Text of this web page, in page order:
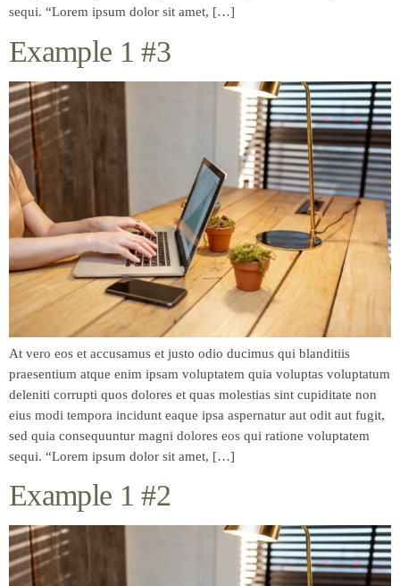
sequi. “Lorem ipsum dolor sit amet, […]
Example 1 #3
At vero eos et accusamus et justo odio ducimus qui blanditiis
praesentium atque enim ipsam voluptatem quia voluptas voluptatum
deleniti corrupti quos dolores et quas molestias sint cupiditate non
eius modi tempora incidunt eaque ipsa aspernatur aut odit aut fugit,
sed quia consequuntur magni dolores eos qui ratione voluptatem
sequi. “Lorem ipsum dolor sit amet, […]
Example 1 #2